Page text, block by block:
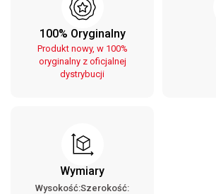
100% Oryginalny
Produkt nowy, w 100%
oryginalny z oficjalnej
dystrybucji
Wymiary
Wysokość:Szerokość: